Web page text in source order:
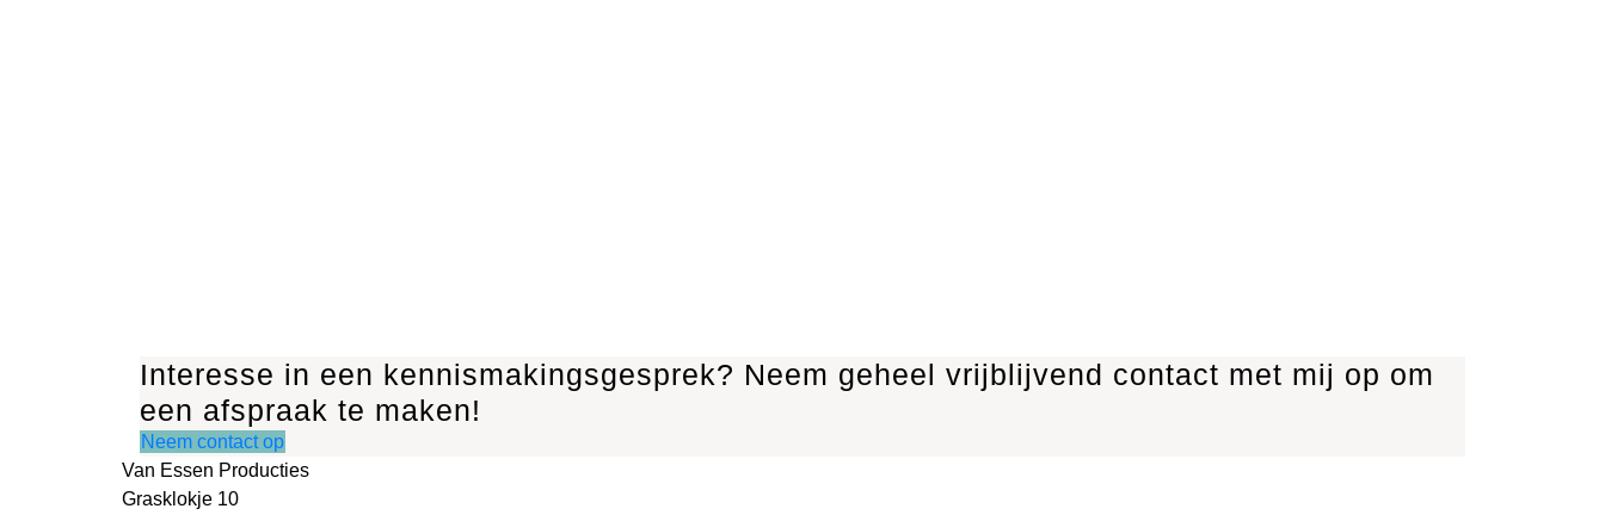
Interesse in een kennismakingsgesprek? Neem geheel vrijblijvend contact met mij op om
een afspraak te maken!
Neem contact op
Van Essen Producties
Grasklokje 10